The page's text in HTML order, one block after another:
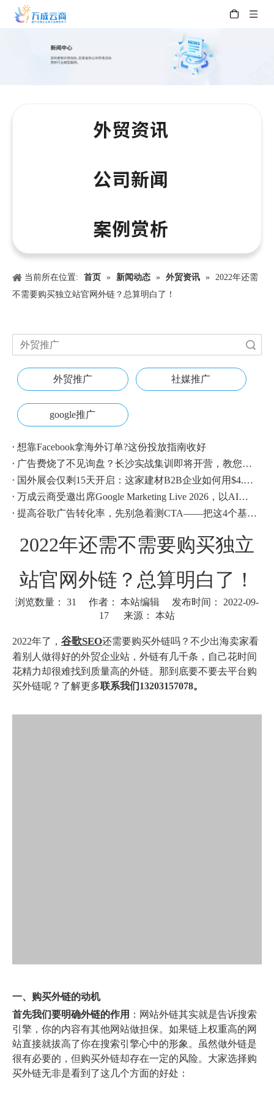
外贸资讯
公司新闻
案例赏析
当前所在位置: 首页 » 新闻动态 » 外贸资讯 » 2022年还需
不需要购买独立站官网外链？总算明白了！
外贸推广 社媒推广
google推广
想靠Facebook拿海外订单?这份投放指南收好
广告费烧了不见询盘？长沙实战集训即将开营，教您SEM投放+GEO流量收割，把预算变成真订单
国外展会仅剩15天开启：这家建材B2B企业如何用$4.1撬动近500条本地经销商线索？
万成云商受邀出席Google Marketing Live 2026，以AI之力领航出海增长新浪潮
提高谷歌广告转化率，先别急着测CTA——把这4个基础动作做对，比什么都管用
2022年还需不需要购买独立
站官网外链？总算明白了！
浏览数量： 31
作者： 本站编辑 发布时间： 2022-09-
17 来源： 本站
2022年了， 谷歌SEO还需要购买外链吗？不少出海卖家看
着别人做得好的外贸企业站，外链有几千条，自己花时间
花精力却很难找到质量高的外链。那到底要不要去平台购
买外链呢？了解更多联系我们13203157078。
一、购买外链的动机
首先我们要明确外链的作用 ：网站外链其实就是告诉搜索
引擎，你的内容有其他网站做担保。如果链上权重高的网
站直接就拔高了你在搜索引擎心中的形象。虽然做外链是
很有必要的，但购买外链却存在一定的风险。大家选择购
买外链无非是看到了这几个方面的好处：